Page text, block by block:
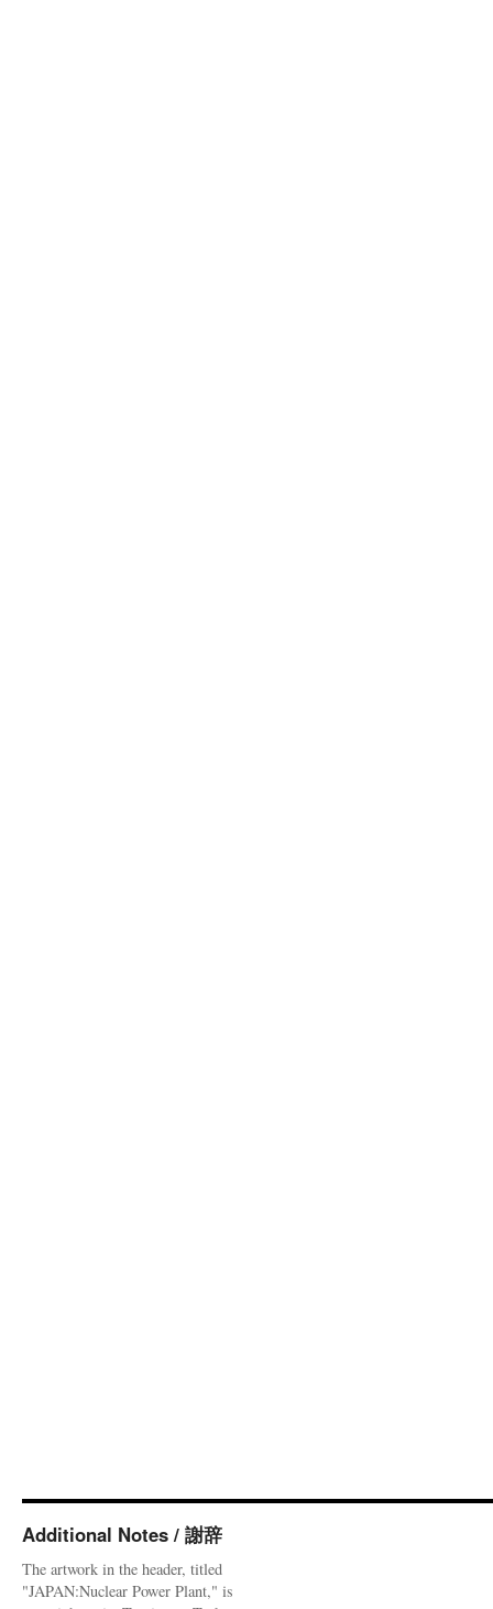
Additional Notes / 謝辞
The artwork in the header, titled
"JAPAN:Nuclear Power Plant," is